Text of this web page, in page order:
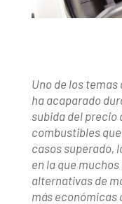
Uno de los
ha acaparado
subida del precio
combustibles
casos superado,
en la que
alternativas de
más económicas